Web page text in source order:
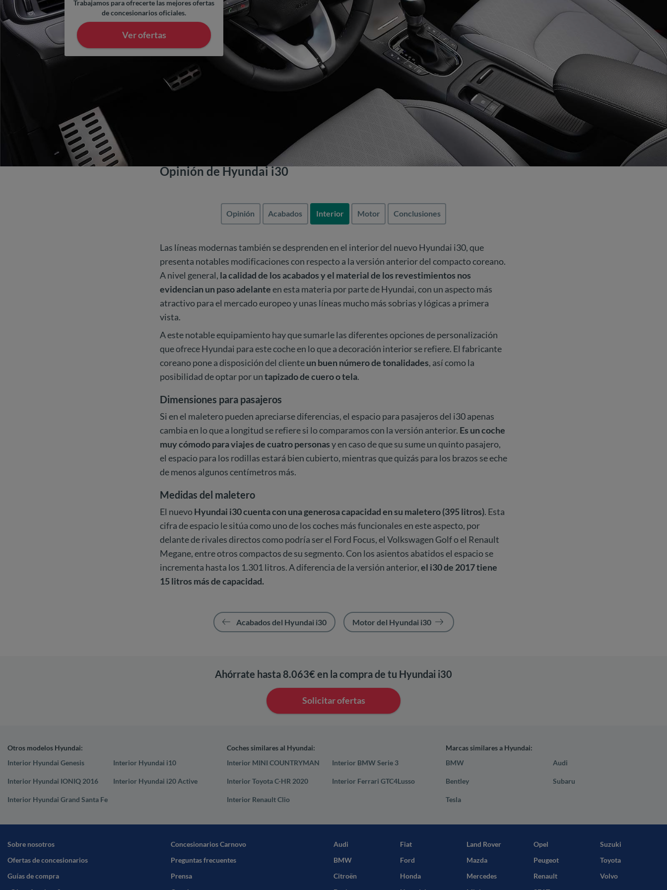
Trabajamos para ofrecerte las mejores ofertas
de concesionarios oficiales.
Ver ofertas
Opinión de Hyundai i30
Opinión Acabados Interior Motor Conclusiones
Las líneas modernas también se desprenden en el interior del nuevo Hyundai i30, que
presenta notables modificaciones con respecto a la versión anterior del compacto coreano.
A nivel general, la calidad de los acabados y el material de los revestimientos nos
evidencian un paso adelanteen esta materia por parte de Hyundai, con un aspecto más
atractivo para el mercado europeo y unas líneas mucho más sobrias y lógicas a primera
vista.
A este notable equipamiento hay que sumarle las diferentes opciones de personalización
que ofrece Hyundai para este coche en lo que a decoración interior se refiere. El fabricante
coreano pone a disposición del clienteun buen número de tonalidades, así como la
posibilidad de optar por untapizado de cuero o tela.
Dimensiones para pasajeros
Si en el maletero pueden apreciarse diferencias, el espacio para pasajeros del i30 apenas
cambia en lo que a longitud se refiere si lo comparamos con la versión anterior. Es un coche
muy cómodo para viajes de cuatro personasy en caso de que su sume un quinto pasajero,
el espacio para los rodillas estará bien cubierto, mientras que quizás para los brazos se eche
de menos algunos centímetros más.
Medidas del maletero
El nuevoHyundai i30 cuenta con una generosa capacidad en su maletero (395 litros). Esta
cifra de espacio le sitúa como uno de los coches más funcionales en este aspecto, por
delante de rivales directos como podría ser el Ford Focus, el Volkswagen Golf o el Renault
Megane, entre otros compactos de su segmento. Con los asientos abatidos el espacio se
incrementa hasta los 1.301 litros. A diferencia de la versión anterior,el i30 de 2017 tiene
15 litros más de capacidad.
Acabados del Hyundai i30 Motor del Hyundai i30
Ahórrate hasta 8.063€ en la compra de tu Hyundai i30
Solicitar ofertas
Otros modelos Hyundai:
Interior Hyundai Genesis
Interior Hyundai i10
Interior Hyundai IONIQ 2016 Interior Hyundai i20 Active
Interior Hyundai Grand Santa Fe
Coches similares al Hyundai:
Interior MINI COUNTRYMAN
Interior BMW Serie 3
Interior Toyota C-HR 2020 Interior Ferrari GTC4Lusso
Interior Renault Clio
Marcas similares a Hyundai:
BMW
Audi
Bentley Subaru
Tesla
Sobre nosotros
Ofertas de concesionarios
Guías de compra
Concesionarios Carnovo
Preguntas frecuentes
Prensa
Audi
BMW
Citroën
Fiat
Ford
Honda
Land Rover
Mazda
Mercedes
Opel
Peugeot
Renault
Suzuki
Toyota
Volvo